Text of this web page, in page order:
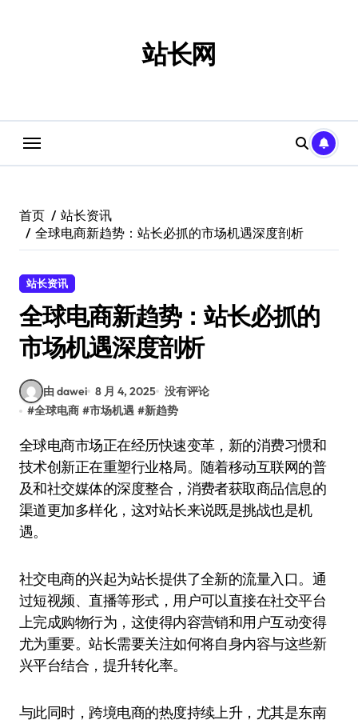
站长网
首页
站长资讯
全球电商新趋势：站长必抓的市场机遇深度剖析
站长资讯
全球电商新趋势：站长必抓的
市场机遇深度剖析
由 dawei 8 月 4, 2025 没有评论
#全球电商 #市场机遇 #新趋势
全球电商市场正在经历快速变革，新的消费习惯和
技术创新正在重塑行业格局。随着移动互联网的普
及和社交媒体的深度整合，消费者获取商品信息的
渠道更加多样化，这对站长来说既是挑战也是机
遇。
社交电商的兴起为站长提供了全新的流量入口。通
过短视频、直播等形式，用户可以直接在社交平台
上完成购物行为，这使得内容营销和用户互动变得
尤为重要。站长需要关注如何将自身内容与这些新
兴平台结合，提升转化率。
与此同时，跨境电商的热度持续上升，尤其是东南